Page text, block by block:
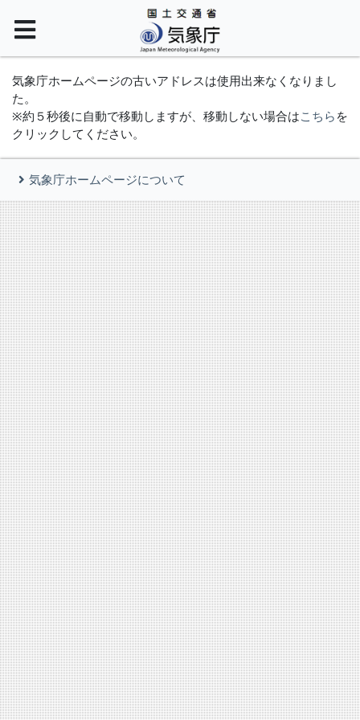
気象庁ホームページの古いアドレスは使用出来なくなりまし
た。
※約５秒後に自動で移動しますが、移動しない場合はこちら を
クリックしてください。
気象庁ホームページについて